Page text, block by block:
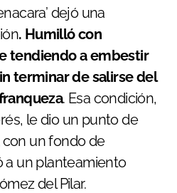
dejó una
. Humilló con
tendiendo a embestir
terminar de salirse del
. Esa condición,
le dio un punto de
un fondo de
a un planteamiento
del Pilar.